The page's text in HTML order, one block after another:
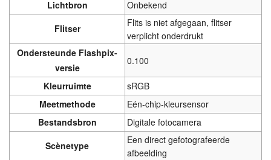
Lichtbron
Onbekend
Flitser
Flits is niet afgegaan, flitser
verplicht onderdrukt
Ondersteunde Flashpix-
versie
0.100
Kleurruimte
sRGB
Meetmethode
Eén-chip-kleursensor
Bestandsbron
Digitale fotocamera
Scènetype
Een direct gefotografeerde
afbeelding